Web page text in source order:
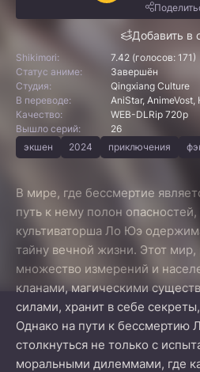
Добавить в
Shikimori:
7.42 (голосов: 171)
Статус аниме:
Завершён
Студия:
Qingxiang Culture
В переводе:
AniStar, AnimeVost,
Качество:
WEB-DLRip 720p
Вышло серий:
26
экшен
2024 приключения
В мире, где бессмертие
путь к нему полон
культиваторша Ло Юэ
тайну вечной жизни. Этот
множество измерений и
кланами, магическими
силами, хранит в себе
Однако на пути к бессмертию
столкнуться не только с
моральными дилеммами, где